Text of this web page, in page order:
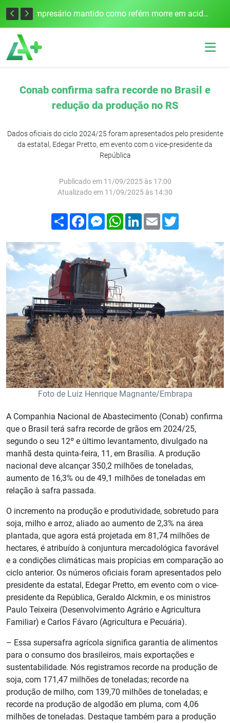
Edital para construção de ponte entre Itapiranga e Barra do Guarita deve ser lançado no segundo semestre Empresário mantido como refém morre em acidente após assalto em Cerro Largo
Conab confirma safra recorde no Brasil e
redução da produção no RS
Dados oficiais do ciclo 2024/25 foram apresentados pelo presidente
da estatal, Edegar Pretto, em evento com o vice-presidente da
República
Publicado em 11/09/2025 às 17:00
Atualizado em 11/09/2025 às 14:30
Compartilhar
FacebookMessenger
WhatsApp
LinkedIn
Email
Foto de Luiz Henrique Magnante/Embrapa
A Companhia Nacional de Abastecimento (Conab) confirma
que o Brasil terá safra recorde de grãos em 2024/25,
segundo o seu 12º e último levantamento, divulgado na
manhã desta quinta-feira, 11, em Brasília. A produção
nacional deve alcançar 350,2 milhões de toneladas,
aumento de 16,3% ou de 49,1 milhões de toneladas em
relação à safra passada.
O incremento na produção e produtividade, sobretudo para
soja, milho e arroz, aliado ao aumento de 2,3% na área
plantada, que agora está projetada em 81,74 milhões de
hectares, é atribuído à conjuntura mercadológica favorável
e a condições climáticas mais propícias em comparação ao
ciclo anterior. Os números oficiais foram apresentados pelo
presidente da estatal, Edegar Pretto, em evento com o vice-
presidente da República, Geraldo Alckmin, e os ministros
Paulo Teixeira (Desenvolvimento Agrário e Agricultura
Familiar) e Carlos Fávaro (Agricultura e Pecuária).
– Essa supersafra agrícola significa garantia de alimentos
para o consumo dos brasileiros, mais exportações e
sustentabilidade. Nós registramos recorde na produção de
soja, com 171,47 milhões de toneladas; recorde na
produção de milho, com 139,70 milhões de toneladas; e
recorde na produção de algodão em pluma, com 4,06
milhões de toneladas. Destaque também para a produção